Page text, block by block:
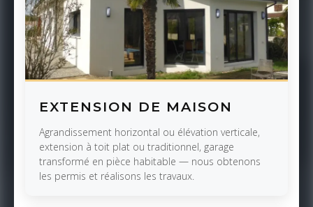
EXTENSION DE MAISON
Agrandissement horizontal ou élévation verticale,
extension à toit plat ou traditionnel, garage
transformé en pièce habitable — nous obtenons
les permis et réalisons les travaux.